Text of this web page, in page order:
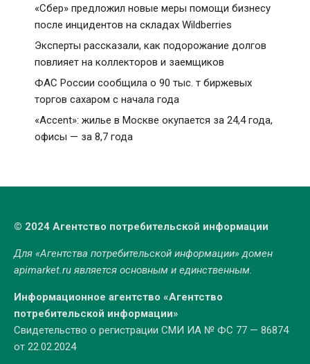
«Сбер» предложил новые меры помощи бизнесу
после инцидентов на складах Wildberries
Эксперты рассказали, как подорожание долгов
повлияет на коллекторов и заемщиков
ФАС России сообщила о 90 тыс. т биржевых
торгов сахаром с начала года
«Accent»: жилье в Москве окупается за 24,4 года,
офисы — за 8,7 года
© 2024 Агентство потребительской информации
Для «Агентства потребительской информации» домен
apimarket.ruявляется основным и единственным.
Информационное агентство «Агентство
потребительской информации»
Свидетельство о регистрации СМИ ИА № ФС 77 — 86874
от 22.02.2024